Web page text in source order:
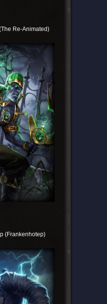
Re-Animated)
(Frankenhotep)